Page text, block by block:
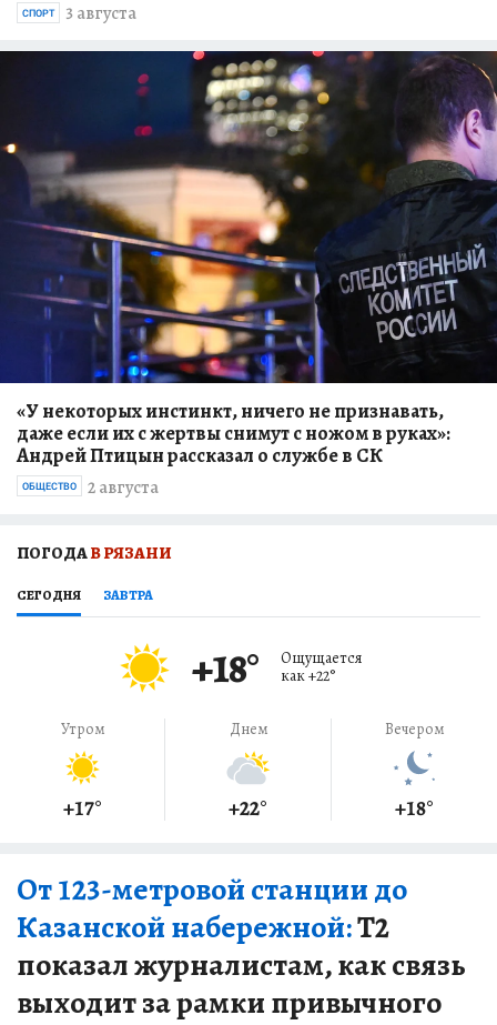
3 августа
СПОРТ
«У некоторых инстинкт, ничего не признавать,
даже если их с жертвы снимут с ножом в руках»:
Андрей Птицын рассказал о службе в СК
2 августа
ОБЩЕСТВО
От 123-метровой станции до
Казанской набережной:Т2
показал журналистам, как связь
выходит за рамки привычного
ПОГОДАВ РЯЗАНИ
СЕГОДНЯ ЗАВТРА
+18°
Ощущается
как+22°
Утром
+17°
Днем
+22°
Вечером
+18°